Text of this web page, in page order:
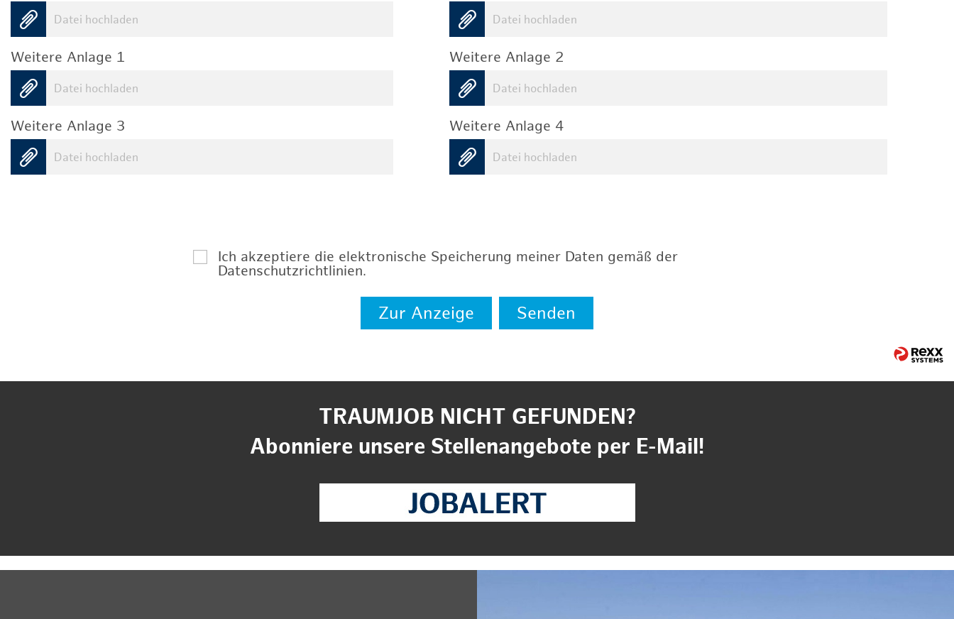
Datei hochladen Datei hochladen
Weitere Anlage 1
Datei hochladen
Weitere Anlage 2
Datei hochladen
Weitere Anlage 3
Datei hochladen
Weitere Anlage 4
Datei hochladen
Ich akzeptiere die elektronische Speicherung meiner Daten gemäß der
Datenschutzrichtlinien.
Zur Anzeige Senden
TRAUMJOB NICHT GEFUNDEN?
Abonniere unsere Stellenangebote per E-Mail!